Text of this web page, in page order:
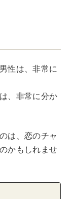
性は、非常に
、非常に分か
は、恋のチャ
かもしれませ